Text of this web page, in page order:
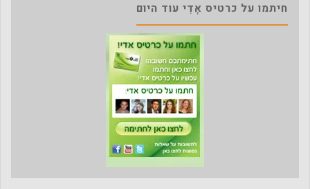
חיתמו על כרטיס אָדִי עוד היום